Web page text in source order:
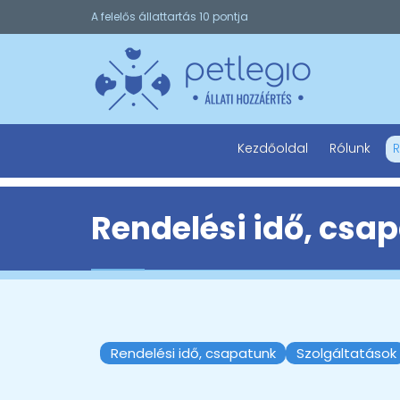
A felelős állattartás 10 pontja
Kezdőoldal Rólunk
Rendelési idő,
Rendelési idő, csapatunk Szolgáltatások